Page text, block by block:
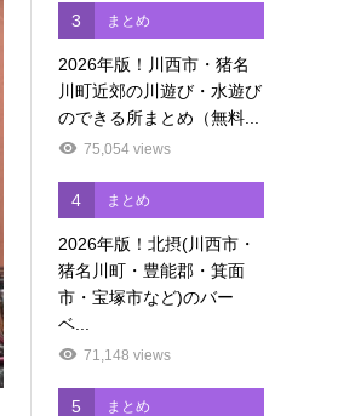
3 まとめ
2026年版！川西市・猪名
川町近郊の川遊び・水遊び
のできる所まとめ（無料...
75,054 views
4 まとめ
2026年版！北摂(川西市・
猪名川町・豊能郡・箕面
市・宝塚市など)のバー
ベ...
71,148 views
5 まとめ